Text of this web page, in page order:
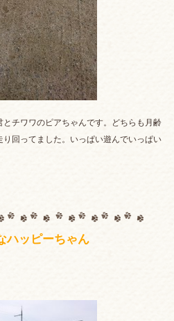
チワワのピアちゃんです。どちらも月齢
回ってました。いっぱい遊んでいっぱい
ハッピーちゃん